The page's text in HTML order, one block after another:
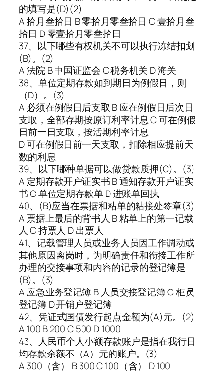
的填写是(D)(2)
A 拾月叁拾日 B 零拾月零叁拾日 C 壹拾月叁
拾日 D 零壹拾月零叁拾日
37、以下哪些有权机关不可以执行冻结扣划
(B)。(2)
A 法院 B 中国证监会 C 税务机关 D 海关
38、单位定期存款如到期日为例假日，则
（D）。(3)
A 必须在例假日后支取 B 应在例假日后次日
支取，全部存期按原订利率计息 C 可在例假
日前一日支取，按活期利率计息
D 可在例假日前一天支取，扣除相应提前天
数的利息
39、以下哪种单据可以做贷款质押(C)。(3)
A 定期存款开户证实书 B 通知存款开户证实
书 C 单位定期存款单 D 进账单回执
40、(B)应当在票据和粘单的粘接处签章(3)
A 票据上最后的背书人 B 粘单上的第一记载
人 C 持票人 D 出票人
41、记载管理人员或业务人员因工作调动或
其他原因离岗时，为明确责任和衔接工作所
办理的交接事项和内容的记录的登记簿是
(B)。(3)
A 应急业务登记簿 B 人员交接登记簿 C 柜员
登记簿 D 开销户登记簿
42、凭证式国债发行起点金额为(A)元。(2)
A 100 B 200 C 500 D 1000
43、人民币个人小额存款账户是指在我行日
均存款余额不（A）元的账户。(3)
A 300（含） B 300 C 100（含） D 100